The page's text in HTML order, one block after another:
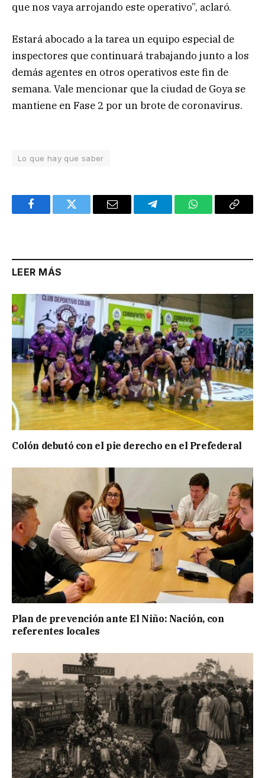
que nos vaya arrojando este operativo”, aclaró.
Estará abocado a la tarea un equipo especial de
inspectores que continuará trabajando junto a los
demás agentes en otros operativos este fin de
semana. Vale mencionar que la ciudad de Goya se
mantiene en Fase 2 por un brote de coronavirus.
Lo que hay que saber
FacebookTwitter Email TelegramWhatsAppCopy
LEER MÁS
Colón debutó con el pie derecho en el Prefederal
Plan de prevención ante El Niño: Nación, con
referentes locales